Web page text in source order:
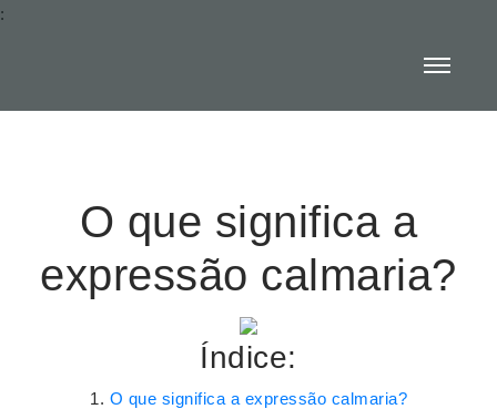
:
O que significa a
expressão calmaria?
Índice:
O que significa a expressão calmaria?